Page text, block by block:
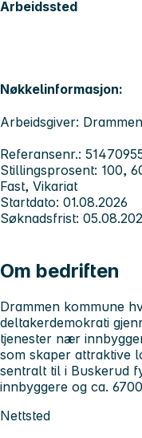
Arbeidssted
Nøkkelinformasjon:
Arbeidsgiver:
Referansenr.:
Stillingsprosent: 100,
Fast, Vikariat
Startdato: 01.08.2026
Søknadsfrist:
Om bedriften
Drammen kommune
deltakerdemokrati
tjenester nær
som skaper attraktive
sentralt til i Buskerud
innbyggere og ca.
Nettsted